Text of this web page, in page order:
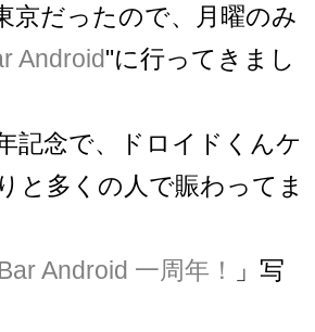
京だったので、月曜のみ
Android"に行ってきまし
記念で、ドロイドくんケ
と多くの人で賑わってま
Android 一周年！
」写